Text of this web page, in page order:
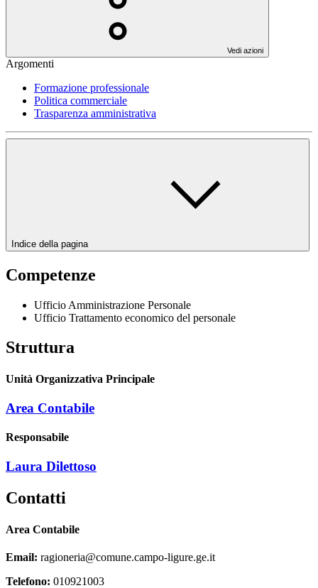
Vedi azioni
Argomenti
Formazione professionale
Politica commerciale
Trasparenza amministrativa
Indice della pagina
Competenze
Ufficio Amministrazione Personale
Ufficio Trattamento economico del personale
Struttura
Unità Organizzativa Principale
Area Contabile
Responsabile
Laura Dilettoso
Contatti
Area Contabile
Email: ragioneria@comune.campo-ligure.ge.it
Telefono: 010921003